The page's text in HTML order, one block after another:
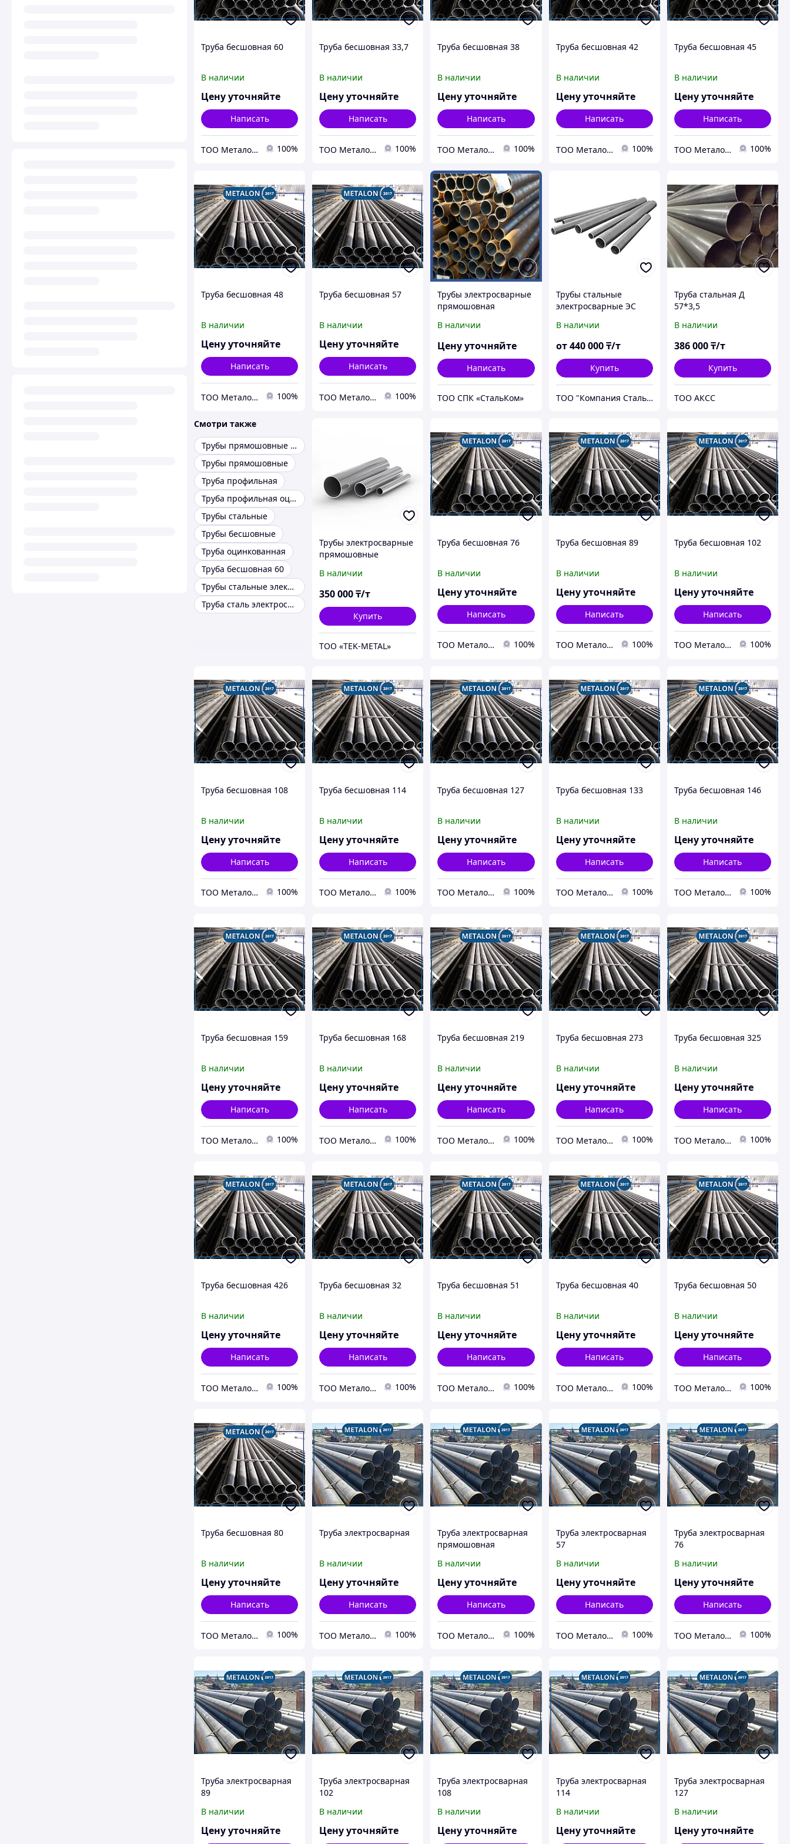
Труба бесшовная 60
В наличии
Цену уточняйте
Написать
ТОО Металон 2017 100%
Труба бесшовная 33,7
В наличии
Цену уточняйте
Написать
ТОО Металон 2017 100%
Труба бесшовная 38
В наличии
Цену уточняйте
Написать
ТОО Металон 2017 100%
Труба бесшовная 42
В наличии
Цену уточняйте
Написать
ТОО Металон 2017 100%
Труба бесшовная 45
В наличии
Цену уточняйте
Написать
ТОО Металон 2017 100%
Труба бесшовная 48
В наличии
Цену уточняйте
Написать
ТОО Металон 2017 100%
Труба бесшовная 57
В наличии
Цену уточняйте
Написать
ТОО Металон 2017 100%
Трубы электросварные
прямошовная
В наличии
Цену уточняйте
Написать
ТОО СПК «СтальКом»
Трубы стальные
электросварные ЭС
10704-97, 10705-80,
10706-76, сталь 10, 20,
В наличии
от 440 000 ₸/т
Купить
ТОО "Компания Сталь Трейд"
Труба стальная Д
57*3,5
В наличии
386 000₸/т
Купить
ТОО АКСС
Смотри также
Трубы прямошовные электросварные
Трубы прямошовные
Труба профильная
Труба профильная оцинкованная
Трубы стальные
Трубы бесшовные
Труба оцинкованная
Труба бесшовная 60
Трубы стальные электросварные
Труба сталь электросварная прямошовная
Трубы электросварные
прямошовные
В наличии
350 000₸/т
Купить
ТОО «TEK-METAL»
Труба бесшовная 76
В наличии
Цену уточняйте
Написать
ТОО Металон 2017 100%
Труба бесшовная 89
В наличии
Цену уточняйте
Написать
ТОО Металон 2017 100%
Труба бесшовная 102
В наличии
Цену уточняйте
Написать
ТОО Металон 2017 100%
Труба бесшовная 108
В наличии
Цену уточняйте
Написать
ТОО Металон 2017 100%
Труба бесшовная 114
В наличии
Цену уточняйте
Написать
ТОО Металон 2017 100%
Труба бесшовная 127
В наличии
Цену уточняйте
Написать
ТОО Металон 2017 100%
Труба бесшовная 133
В наличии
Цену уточняйте
Написать
ТОО Металон 2017 100%
Труба бесшовная 146
В наличии
Цену уточняйте
Написать
ТОО Металон 2017 100%
Труба бесшовная 159
В наличии
Цену уточняйте
Написать
ТОО Металон 2017 100%
Труба бесшовная 168
В наличии
Цену уточняйте
Написать
ТОО Металон 2017 100%
Труба бесшовная 219
В наличии
Цену уточняйте
Написать
ТОО Металон 2017 100%
Труба бесшовная 273
В наличии
Цену уточняйте
Написать
ТОО Металон 2017 100%
Труба бесшовная 325
В наличии
Цену уточняйте
Написать
ТОО Металон 2017 100%
Труба бесшовная 426
В наличии
Цену уточняйте
Написать
ТОО Металон 2017 100%
Труба бесшовная 32
В наличии
Цену уточняйте
Написать
ТОО Металон 2017 100%
Труба бесшовная 51
В наличии
Цену уточняйте
Написать
ТОО Металон 2017 100%
Труба бесшовная 40
В наличии
Цену уточняйте
Написать
ТОО Металон 2017 100%
Труба бесшовная 50
В наличии
Цену уточняйте
Написать
ТОО Металон 2017 100%
Труба бесшовная 80
В наличии
Цену уточняйте
Написать
ТОО Металон 2017 100%
Труба электросварная
В наличии
Цену уточняйте
Написать
ТОО Металон 2017 100%
Труба электросварная
прямошовная
В наличии
Цену уточняйте
Написать
ТОО Металон 2017 100%
Труба электросварная
57
В наличии
Цену уточняйте
Написать
ТОО Металон 2017 100%
Труба электросварная
76
В наличии
Цену уточняйте
Написать
ТОО Металон 2017 100%
Труба электросварная
89
В наличии
Цену уточняйте
Труба электросварная
102
В наличии
Цену уточняйте
Труба электросварная
108
В наличии
Цену уточняйте
Труба электросварная
114
В наличии
Цену уточняйте
Труба электросварная
127
В наличии
Цену уточняйте